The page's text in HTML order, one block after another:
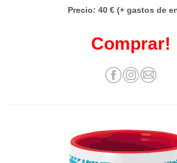
Precio: 40 € (+ gastos de
Comprar!